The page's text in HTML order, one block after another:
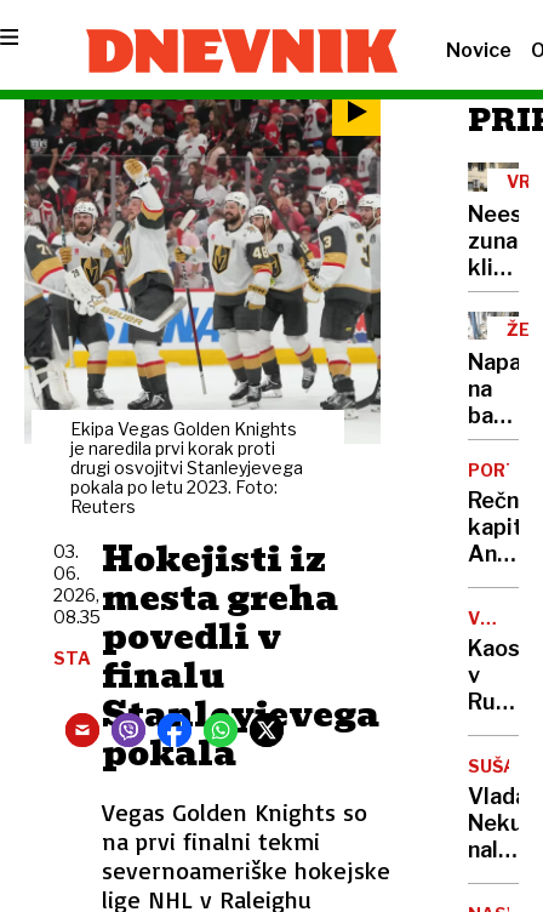
Novice
Ekipa Vegas Golden Knights
je naredila prvi korak proti
drugi osvojitvi Stanleyjevega
pokala po letu 2023. Foto:
Reuters
Hokejisti iz
mesta greha
povedli v
finalu
Stanleyjevega
pokala
Vegas Golden Knights so
na prvi finalni tekmi
severnoameriške hokejske
lige NHL v Raleighu
03.
06.
2026,
08.35
STA
ŽE
Napadi
na
veliko
škodo
že
sama
Rečni
Anže
Logar
izdelal
prvo
in
edino
leseno
barko
za
VOJNA
V
Kaos
v
Rusiji:
ženske
začele
vojno
za
bivših"
SUŠA
Vlada
Neku
v